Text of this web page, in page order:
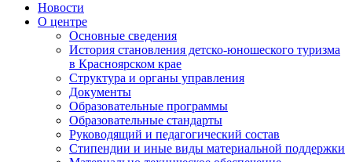
Новости
О центре
Основные сведения
История становления детско-юношеского туризма
в Красноярском крае
Структура и органы управления
Документы
Образовательные программы
Образовательные стандарты
Руководящий и педагогический состав
Стипендии и иные виды материальной поддержки